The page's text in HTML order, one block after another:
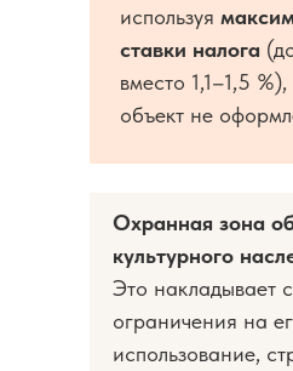
используя
ставки налога
вместо 1,1–1,5
объект не
Охранная зона
культурного
Это накладывает
ограничения на
использование,